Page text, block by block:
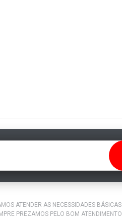
ATENDER AS NECESSIDADES BÁSICAS
PREZAMOS PELO BOM ATENDIMENTO